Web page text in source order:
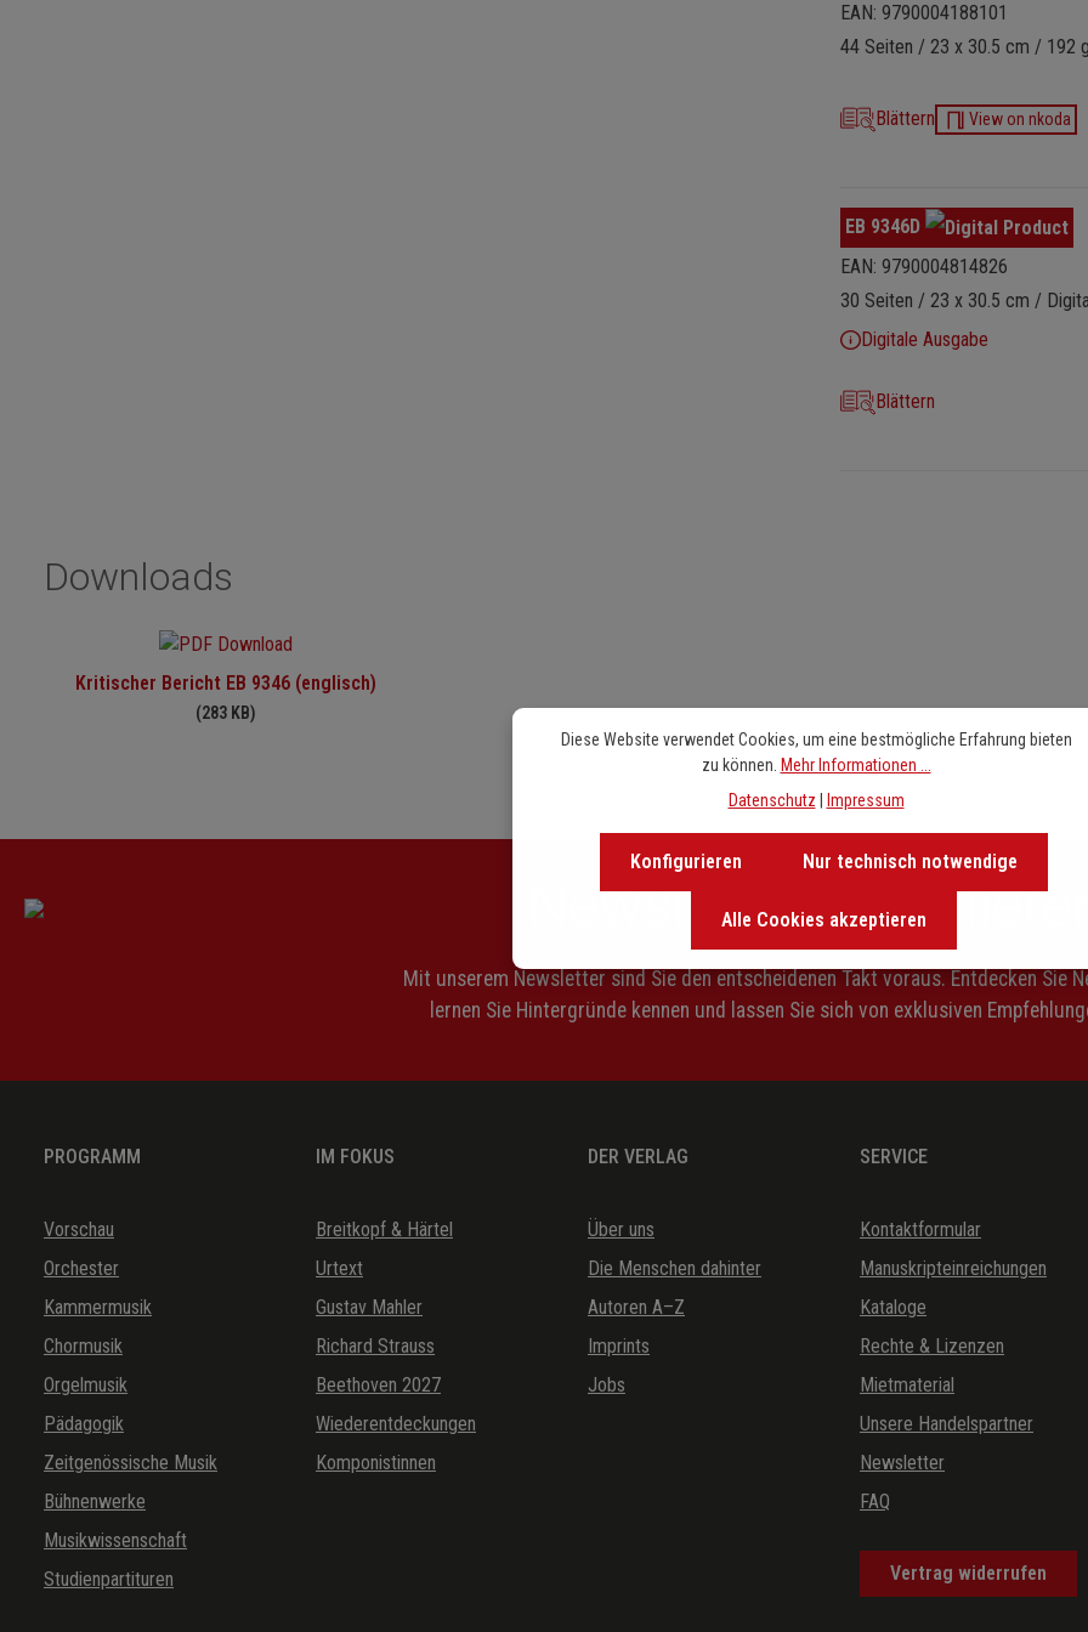
EAN: 9790004188101
44 Seiten / 23 x 30.5 cm / 192
Blättern View on nkoda
EB 9346D
EAN: 9790004814826
30 Seiten / 23 x 30.5 cm /
Digitale Ausgabe
Blättern
Downloads
Kritischer Bericht EB 9346 (englisch)
(283 KB)
Newsletter abonnieren
Mit unserem Newsletter sind Sie den entscheidenen Takt voraus. Entdecken Sie
lernen Sie Hintergründe kennen und lassen Sie sich von exklusiven
PROGRAMM
Vorschau
Orchester
Kammermusik
Chormusik
Orgelmusik
Pädagogik
Zeitgenössische Musik
Bühnenwerke
Musikwissenschaft
Studienpartituren
IM FOKUS
Breitkopf & Härtel
Urtext
Gustav Mahler
Richard Strauss
Beethoven 2027
Wiederentdeckungen
Komponistinnen
DER VERLAG
Über uns
Die Menschen dahinter
Autoren A–Z
Imprints
Jobs
SERVICE
Kontaktformular
Manuskripteinreichungen
Kataloge
Rechte & Lizenzen
Mietmaterial
Unsere Handelspartner
Newsletter
FAQ
Vertrag widerrufen
Diese Website verwendet Cookies, um eine bestmögliche Erfahrung bieten
zu können. Mehr Informationen ...
Datenschutz
Impressum
Nur technisch notwendige
Konfigurieren
Alle Cookies akzeptieren